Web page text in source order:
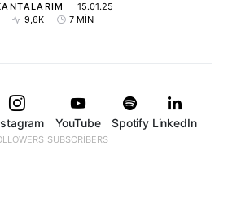
15.01.25
9,6K 7 MIN
YouTube
SUBSCRIBERS
Spotify LinkedIn